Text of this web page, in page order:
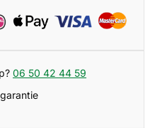
06 50 42 44 59